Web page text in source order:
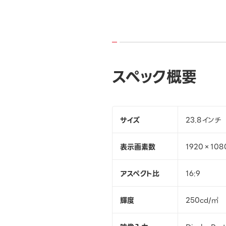
スペック概要
サイズ 23.8インチ
表示画素数
アスペクト比 16:9
輝度 250cd/㎡